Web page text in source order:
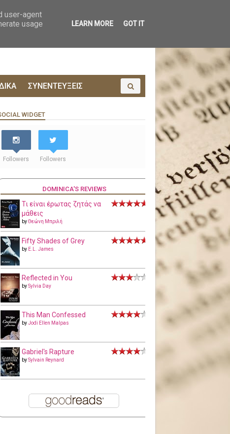
ΣΥΝΕΝΤΕΥΞΕΙΣ
WIDGET
Followers Followers
DOMINICA'S REVIEWS
Τι είναι έρωτας ζητάς να
μάθεις
byΘεώνη Μπριλή
Fifty Shades of Grey
by E.L. James
Reflected in You
bySylvia Day
This Man Confessed
byJodi Ellen Malpas
Gabriel's Rapture
bySylvain Reynard
user-agent
usage
LEARN MORE GOT IT